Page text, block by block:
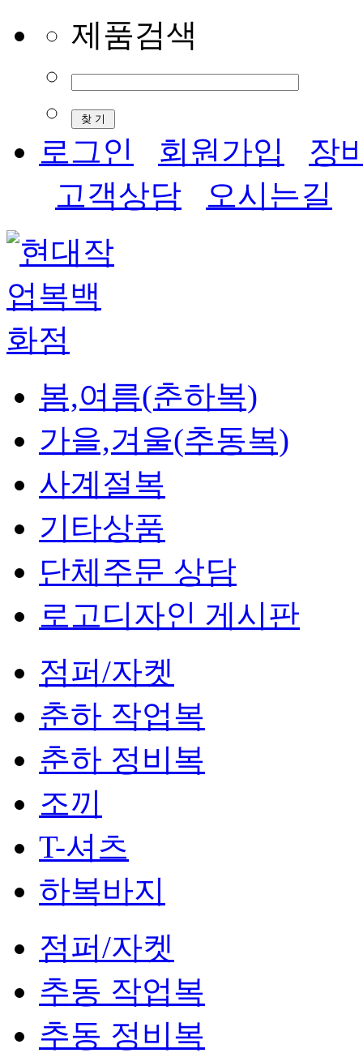
제품검색
로그인 회원가입
장
고객상담
오시는길
봄,여름(춘하복)
가을,겨울(추동복)
사계절복
기타상품
단체주문 상담
로고디자인 게시판
점퍼/자켓
춘하 작업복
춘하 정비복
조끼
T-셔츠
하복바지
점퍼/자켓
추동 작업복
추동 정비복